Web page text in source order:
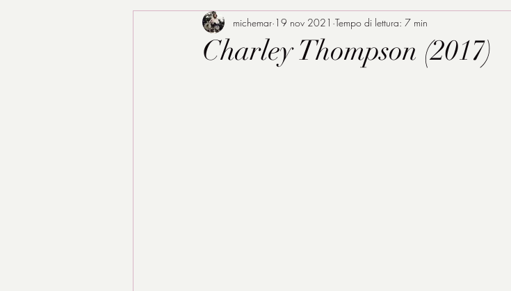
Charley Thompson (2017)
michemar 19 nov 2021 Tempo di lettura: 7 min